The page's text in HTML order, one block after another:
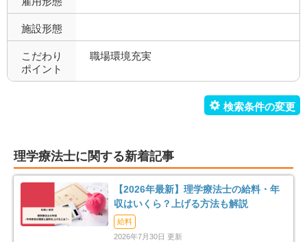
試用期間有
職場環境充実 7
3
車通勤可 7 転居のサポート充実
リハスタッフ複数在籍 経営が安定している 4
管理職募集 0
施設形態
こだわり
ポイント
職場環境充実
理学療法士に関する新着記事
【2026年最新】理学療法士の給料・年
収はいくら？上げる方法も解説
給料
2026年7月30日 更新